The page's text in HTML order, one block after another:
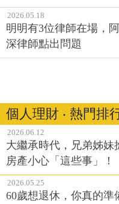
2026.05.18
明明有3位律師在場，
深律師點出問題
個人理財 ‧ 熱門排
2026.06.12
大繼承時代，兄弟姊妹
房產小心「這些事」！
2026.05.25
60歲想退休，你真的